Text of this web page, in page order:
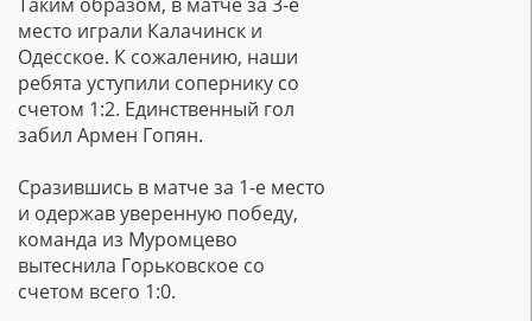
место играли Калачинск и
Одесское. К сожалению, наши
ребята уступили сопернику со
счетом 1:2. Единственный гол
забил Армен Гопян.
Сразившись в матче за 1-е место
и одержав уверенную победу,
команда из Муромцево
вытеснила Горьковское со
счетом всего 1:0.